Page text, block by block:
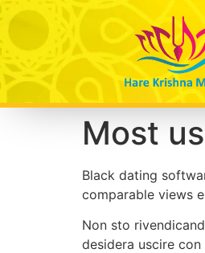
Most
Black dating
comparable views
Non sto
desidera uscire